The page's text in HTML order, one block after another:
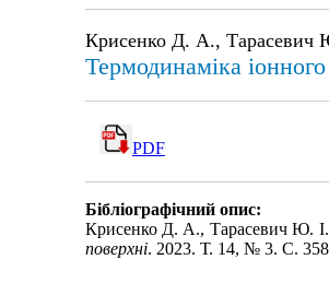
Крисенко Д. А., Тарасевич
Термодинаміка
PDF
Бібліографічний опис:
Крисенко Д. А., Тарасевич Ю. І.,
поверхні. 2023. Т. 14, № 3. С.